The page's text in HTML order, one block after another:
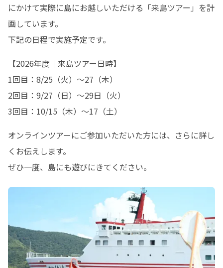
にかけて実際に島にお越しいただける「来島ツアー」を計
画しています。
下記の日程で実施予定です。
【2026年度｜来島ツアー日時】
1回目：8/25（火）～27（木）
2回目：9/27（日）～29日（火）
3回目：10/15（木）～17（土）
オンラインツアーにご参加いただいた方には、さらに詳し
くお伝えします。
ぜひ一度、島にも遊びにきてください。